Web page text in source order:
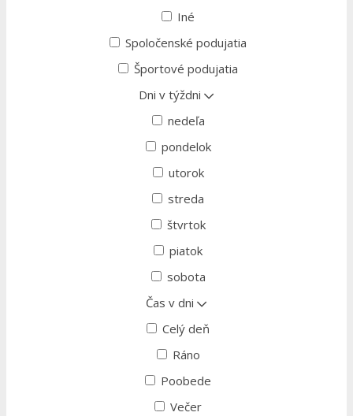
Iné
Spoločenské podujatia
Športové podujatia
Dni v týždni
nedeľa
pondelok
utorok
streda
štvrtok
piatok
sobota
Čas v dni
Celý deň
Ráno
Poobede
Večer